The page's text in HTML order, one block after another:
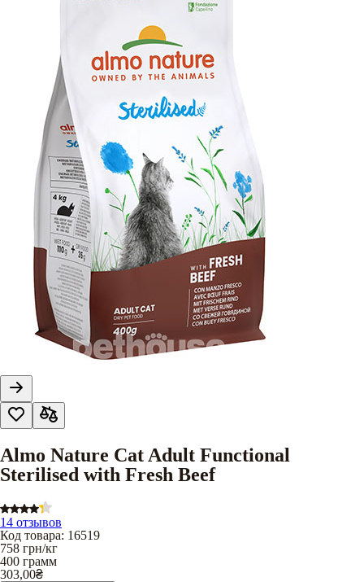
Almo Nature Cat Adult Functional
Sterilised with Fresh Beef
14 отзывов
Код товара: 16519
758 грн/кг
400 грамм
303,00₴